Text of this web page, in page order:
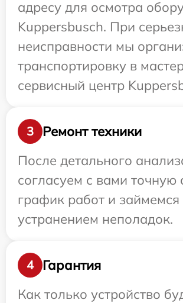
адресу для осмотра
Kuppersbusch. При
неисправности мы
транспортировку в
сервисный центр
3
Ремонт техники
После детального
согласуем с вами точную
график работ и займемся
устранением неполадок.
4
Гарантия
Как только устройство